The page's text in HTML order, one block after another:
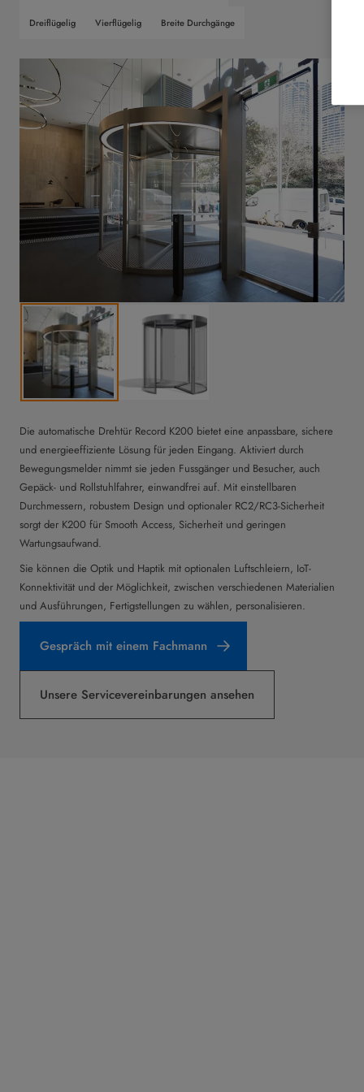
Dreiflügelig Vierflügelig Breite Durchgänge
Die automatische Drehtür Record K200 bietet eine anpassbare, sichere
und energieeffiziente Lösung für jeden Eingang. Aktiviert durch
Bewegungsmelder nimmt sie jeden Fussgänger und Besucher, auch
Gepäck- und Rollstuhlfahrer, einwandfrei auf. Mit einstellbaren
Durchmessern, robustem Design und optionaler RC2/RC3-Sicherheit
sorgt der K200 für Smooth Access, Sicherheit und geringen
Wartungsaufwand.
Sie können die Optik und Haptik mit optionalen Luftschleiern, IoT-
Konnektivität und der Möglichkeit, zwischen verschiedenen Materialien
und Ausführungen, Fertigstellungen zu wählen, personalisieren.
Gespräch mit einem Fachmann
Unsere Servicevereinbarungen ansehen